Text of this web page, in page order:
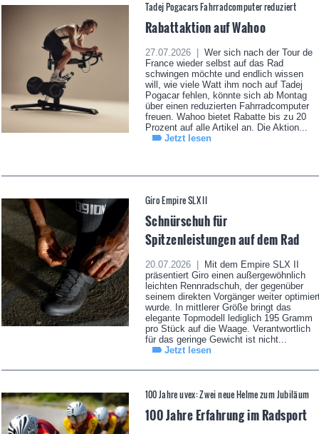
Tadej Pogacars Fahrradcomputer reduziert
Rabattaktion auf Wahoo
27.07.2026 |
Wer sich nach der Tour de
France wieder selbst auf das Rad
schwingen möchte und endlich wissen
will, wie viele Watt ihm noch auf Tadej
Pogacar fehlen, könnte sich ab Montag
über einen reduzierten Fahrradcomputer
freuen. Wahoo bietet Rabatte bis zu 20
Prozent auf alle Artikel an. Die Aktion...
Jetzt lesen
Giro Empire SLX II
Schnürschuh für
Spitzenleistungen auf dem Rad
20.07.2026 |
Mit dem Empire SLX II
präsentiert Giro einen außergewöhnlich
leichten Rennradschuh, der gegenüber
seinem direkten Vorgänger weiter
wurde. In mittlerer Größe bringt das
elegante Topmodell lediglich 195 Gramm
pro Stück auf die Waage. Verantwortlich
für das geringe Gewicht ist nicht...
Jetzt lesen
100 Jahre uvex: Zwei neue Helme zum Jubiläum
100 Jahre Erfahrung im Radsport